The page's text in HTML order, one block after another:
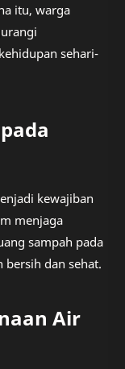
itu, warga
sehari-
kewajiban
menjaga
sampah pada
dan sehat.
Air